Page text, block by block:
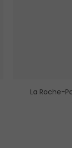
La Roche-